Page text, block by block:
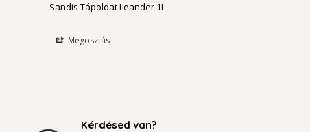
Sandis Tápoldat Leander 1L
Megosztás
Kérdésed van?